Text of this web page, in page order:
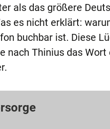
als das größere
es nicht erklärt:
buchbar ist. Diese
nach Thinius das